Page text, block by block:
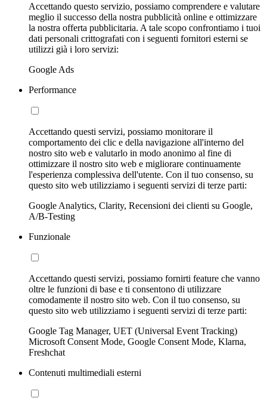
Accettando questo servizio, possiamo comprendere e valutare
meglio il successo della nostra pubblicità online e ottimizzare
la nostra offerta pubblicitaria. A tale scopo confrontiamo i tuoi
dati personali crittografati con i seguenti fornitori esterni se
utilizzi già i loro servizi:
Google Ads
Performance
Accettando questi servizi, possiamo monitorare il
comportamento dei clic e della navigazione all'interno del
nostro sito web e valutarlo in modo anonimo al fine di
ottimizzare il nostro sito web e migliorare continuamente
l'esperienza complessiva dell'utente. Con il tuo consenso, su
questo sito web utilizziamo i seguenti servizi di terze parti:
Google Analytics, Clarity, Recensioni dei clienti su Google,
A/B-Testing
Funzionale
Accettando questi servizi, possiamo fornirti feature che vanno
oltre le funzioni di base e ti consentono di utilizzare
comodamente il nostro sito web. Con il tuo consenso, su
questo sito web utilizziamo i seguenti servizi di terze parti:
Google Tag Manager, UET (Universal Event Tracking)
Microsoft Consent Mode, Google Consent Mode, Klarna,
Freshchat
Contenuti multimediali esterni